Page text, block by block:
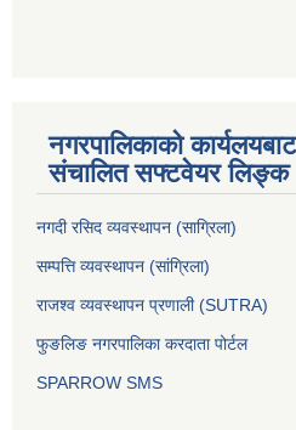
नगरपालिकाको कार्यलयबाट
संचालित सफ्टवेयर लिङ्क
नगदी रसिद व्यवस्थापन (साग्रिला)
सम्पत्ति व्यवस्थापन (सांग्रिला)
राजश्व व्यवस्थापन प्रणाली (SUTRA)
फुङलिङ नगरपालिका करदाता पोर्टल
SPARROW SMS